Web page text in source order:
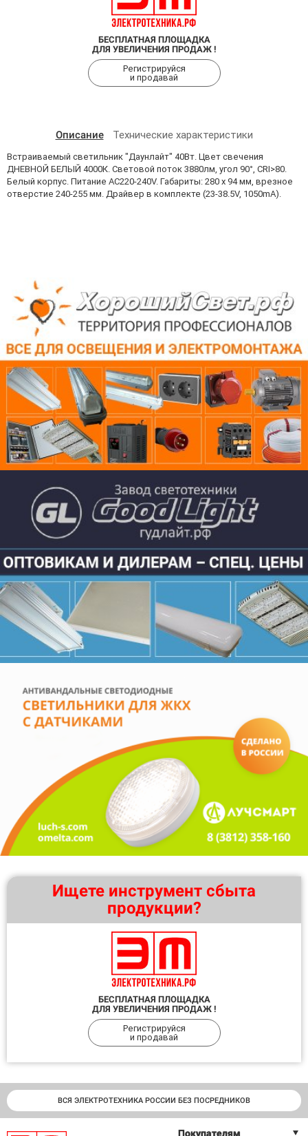
БЕСПЛАТНАЯ ПЛОЩАДКА
ДЛЯ УВЕЛИЧЕНИЯ ПРОДАЖ !
Регистрируйся
и продавай
Описание Технические характеристики
Встраиваемый светильник "Даунлайт" 40Вт. Цвет свечения
ДНЕВНОЙ БЕЛЫЙ 4000К. Световой поток 3880лм, угол 90°, CRI>80.
Белый корпус. Питание AC220-240V. Габариты: 280 х 94 мм, врезное
отверстие 240-255 мм. Драйвер в комплекте (23-38.5V, 1050mA).
Ищете инструмент сбыта
продукции?
БЕСПЛАТНАЯ ПЛОЩАДКА
ДЛЯ УВЕЛИЧЕНИЯ ПРОДАЖ !
Регистрируйся
и продавай
ВСЯ ЭЛЕКТРОТЕХНИКА РОССИИ БЕЗ ПОСРЕДНИКОВ
Покупателям